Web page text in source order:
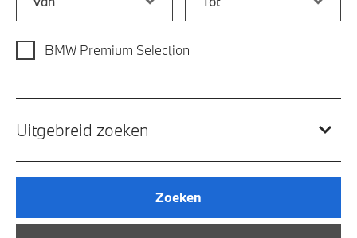
BMW Premium Selection
Uitgebreid zoeken
Zoeken